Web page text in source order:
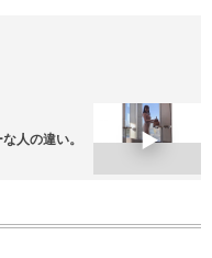
人の違い。